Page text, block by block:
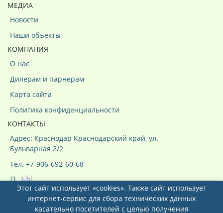
МЕДИА
Новости
Наши объекты
КОМПАНИЯ
О нас
Дилерам и парнерам
Карта сайта
Политика конфиденциальности
КОНТАКТЫ
Адрес: Краснодар Краснодарский край, ул.
Бульварная 2/2
Тел. +7-906-692-60-68
Этот сайт использует «cookies». Также сайт использует
интернет-сервис для сбора технических данных
касательно посетителей с целью получения